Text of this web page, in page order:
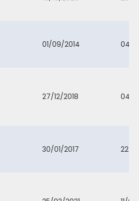
01/09/2014 04/
27/12/2018 04/
30/01/2017 22/